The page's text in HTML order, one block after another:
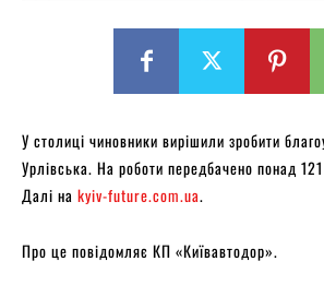
У столиці чиновники вирішили зробити
Урлівська. На роботи передбачено понад
Далі на kyiv-future.com.ua.
Про це повідомляє КП «Київавтодор».